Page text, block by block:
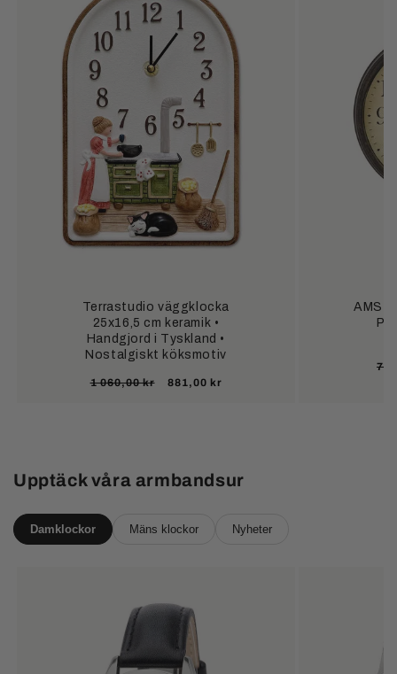
Terrastudio väggklocka
25x16,5 cm keramik •
Handgjord i Tyskland •
Nostalgiskt köksmotiv
Ordinarie
1 060,00 kr Försäljningspris
881,00 kr
AMS
Upptäck våra armbandsur
Damklockor Mäns klockor Nyheter